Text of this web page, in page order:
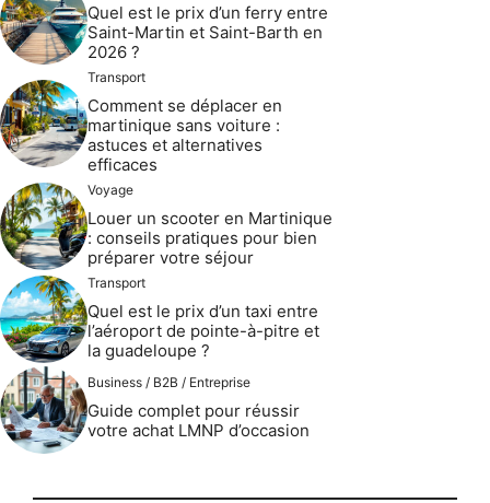
Quel est le prix d’un ferry entre
Saint-Martin et Saint-Barth en
2026 ?
Transport
Comment se déplacer en
martinique sans voiture :
astuces et alternatives
efficaces
Voyage
Louer un scooter en Martinique
: conseils pratiques pour bien
préparer votre séjour
Transport
Quel est le prix d’un taxi entre
l’aéroport de pointe-à-pitre et
la guadeloupe ?
Business / B2B / Entreprise
Guide complet pour réussir
votre achat LMNP d’occasion